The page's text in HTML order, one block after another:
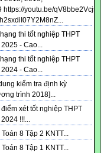
https://youtu.be/qV8bbe2Vcjs?
thi tốt nghiệp THPT
- Cao...
thi tốt nghiệp THPT
- Cao...
kiểm tra định kỳ
trình 2018]...
xét tốt nghiệp THPT
!!!...
Toán 8 Tập 2 KNTT...
Toán 8 Tập 1 KNTT...